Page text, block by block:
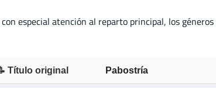
especial atención al reparto principal, los
Título original Pabostría